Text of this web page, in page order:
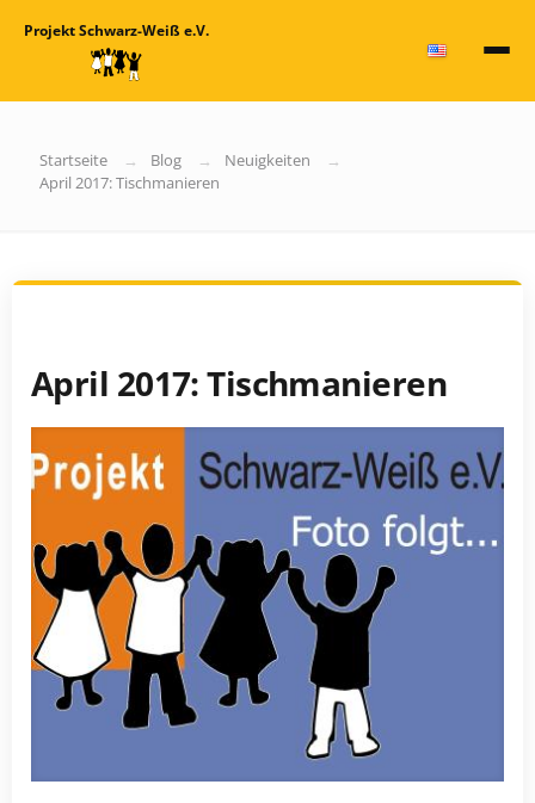
Projekt Schwarz-Weiß e.V.
Startseite Blog
Neuigkeiten
April 2017: Tischmanieren
April 2017: Tischmanieren